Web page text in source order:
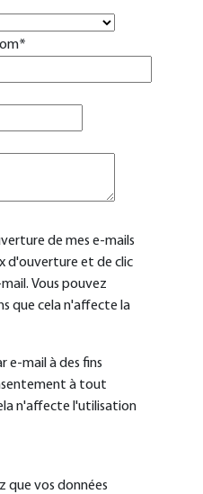
*
de mes e-mails
d'ouverture et de clic
Vous pouvez
que cela n'affecte la
e-mail à des fins
à tout
n'affecte l'utilisation
que vos données